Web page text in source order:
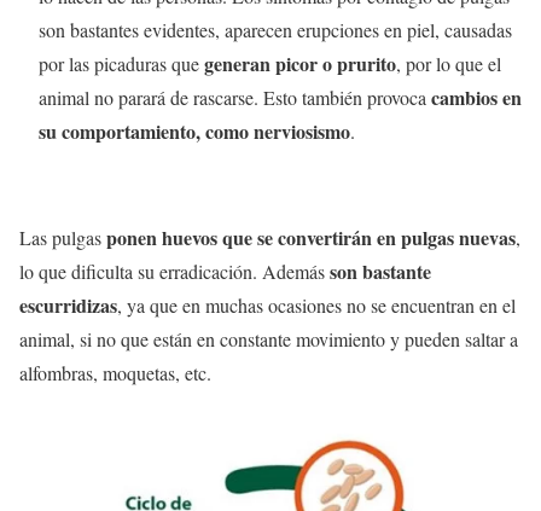
son bastantes evidentes, aparecen erupciones en piel, causadas
por las picaduras quegeneran picor o prurito, por lo que el
animal no parará de rascarse. Esto también provocacambios en
su comportamiento, como nerviosismo.
Las pulgasponen huevos que se convertirán en pulgas nuevas,
lo que dificulta su erradicación. Ademásson bastante
escurridizas, ya que en muchas ocasiones no se encuentran en el
animal, si no que están en constante movimiento y pueden saltar a
alfombras, moquetas, etc.